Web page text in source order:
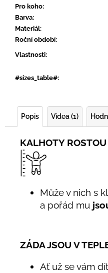
Pro koho:
Barva:
Materiál:
Roční období:
Vlastnosti:
#sizes_table#:
Popis Videa (1)
KALHOTY
Může v nich s
a pořád mu
ZÁDA JSOU V
Ať už se vám